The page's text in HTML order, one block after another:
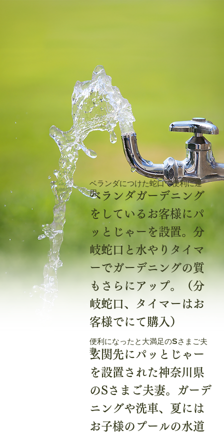
ベランダにつけた蛇口で便利に運
用
ベランダガーデニング
をしているお客様にパ
ッとじゃーを設置。分
岐蛇口と水やりタイマ
ーでガーデニングの質
もさらにアップ。（分
岐蛇口、タイマーはお
客様でにて購入）
便利になったと大満足のSさまご夫
妻
玄関先にパッとじゃー
を設置された神奈川県
のSさまご夫妻。ガーデ
ニングや洗車、夏には
お子様のプールの水道